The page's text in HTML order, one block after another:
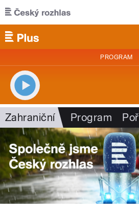
Přejít k hlavnímu obsahu
PROGRAM
Zahraniční Program